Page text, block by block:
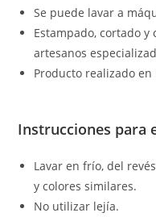
Se puede lavar a
Estampado, cortado
artesanos
Producto realizado en
Instrucciones para
Lavar en frío, del
y colores similares.
No utilizar lejía.